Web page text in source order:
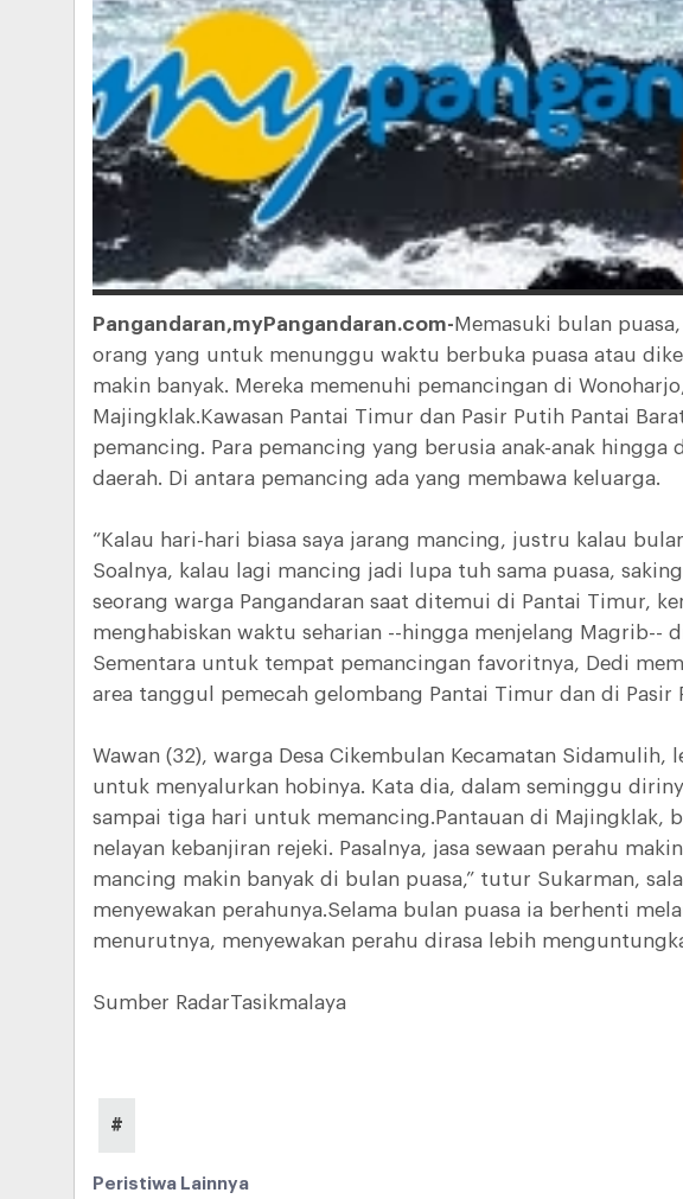
Pangandaran,myPangandaran.com- Memasuki bulan
orang yang untuk menunggu waktu berbuka puasa atau
makin banyak. Mereka memenuhi pemancingan di
Majingklak.Kawasan Pantai Timur dan Pasir Putih Pantai
pemancing. Para pemancing yang berusia anak-anak
daerah. Di antara pemancing ada yang membawa keluarga.
“Kalau hari-hari biasa saya jarang mancing, justru kalau
Soalnya, kalau lagi mancing jadi lupa tuh sama puasa,
seorang warga Pangandaran saat ditemui di Pantai Timur,
menghabiskan waktu seharian --hingga menjelang Magrib--
Sementara untuk tempat pemancingan favoritnya, Dedi
area tanggul pemecah gelombang Pantai Timur dan di Pasir
Wawan (32), warga Desa Cikembulan Kecamatan
untuk menyalurkan hobinya. Kata dia, dalam seminggu
sampai tiga hari untuk memancing.Pantauan di Majingklak,
nelayan kebanjiran rejeki. Pasalnya, jasa sewaan perahu
mancing makin banyak di bulan puasa,” tutur Sukarman,
menyewakan perahunya.Selama bulan puasa ia berhenti
menurutnya, menyewakan perahu dirasa lebih
Sumber RadarTasikmalaya
#
Peristiwa Lainnya